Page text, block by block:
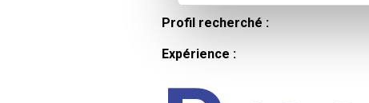
Profil recherché :
Expérience :